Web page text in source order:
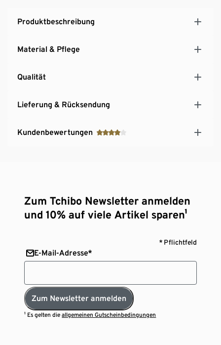
Produktbeschreibung
Material & Pflege
Qualität
Lieferung & Rücksendung
Kundenbewertungen
Zum Tchibo Newsletter anmelden
und 10% auf viele Artikel sparen¹
* Pflichtfeld
E-Mail-Adresse*
Zum Newsletter anmelden
¹ Es gelten dieallgemeinen Gutscheinbedingungen